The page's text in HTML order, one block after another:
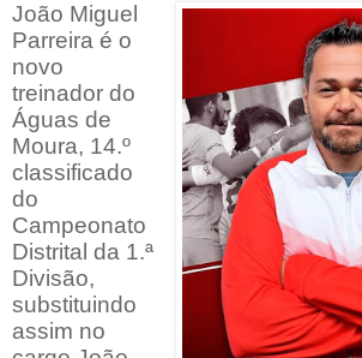
João Miguel
Parreira é o
novo
treinador do
Águas de
Moura, 14.º
classificado
do
Campeonato
Distrital da 1.ª
Divisão,
substituindo
assim no